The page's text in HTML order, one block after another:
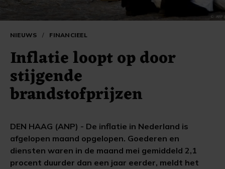
NIEUWS / FINANCIEEL
Inflatie loopt op door
stijgende
brandstofprijzen
DEN HAAG (ANP) - De inflatie in Nederland is
afgelopen maand opgelopen. Goederen en
diensten waren in de maand mei gemiddeld 2,1
procent duurder dan een jaar eerder, meldt het